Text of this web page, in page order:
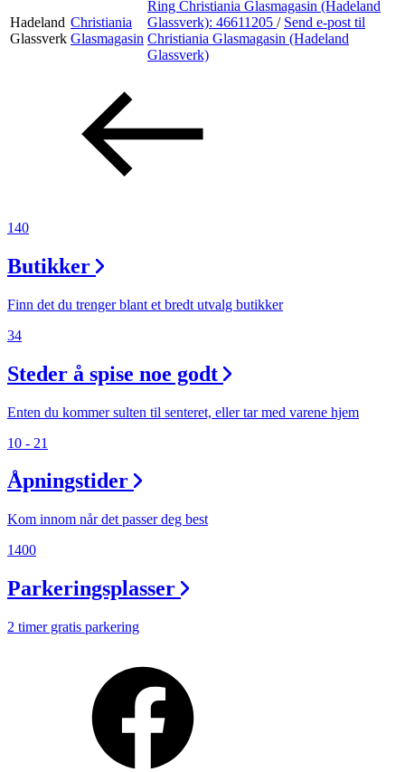
Åpningstider
Praktisk informasjon
Magasin
Gavekort
Finn frem
Hadeland
Glassverk
Christiania
Glasmagasin
Ring Christiania Glasmagasin (Hadeland
Glassverk): 46611205 / Send e-post til
Christiania Glasmagasin (Hadeland
Glassverk)
140
Butikker
Finn det du trenger blant et bredt utvalg butikker
34
Steder å spise noe godt
Enten du kommer sulten til senteret, eller tar med varene hjem
10 - 21
Åpningstider
Kom innom når det passer deg best
1400
Parkeringsplasser
2 timer gratis parkering